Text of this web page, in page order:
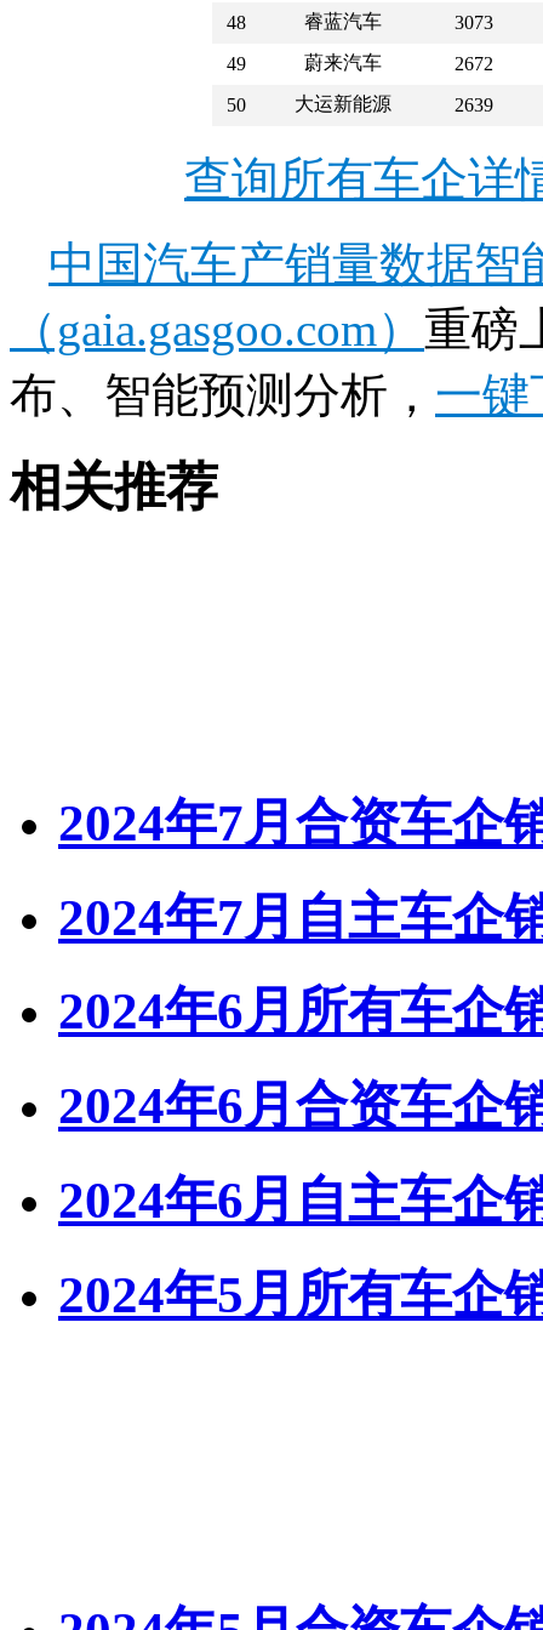
48
睿蓝汽车
3073
49
蔚来汽车
2672
50
大运新能源 2639
查询所有车企详
中国汽车产销量数据
（gaia.gasgoo.com） 重磅
布、智能预测分析， 一键
相关推荐
2024年7月合资车企
2024年7月自主车企
2024年6月所有车企
2024年6月合资车企
2024年6月自主车企
2024年5月所有车企